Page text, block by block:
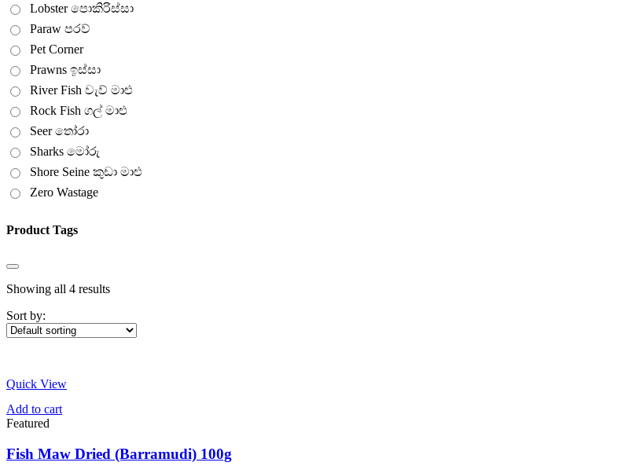
Lobster පොකිරිස්සා
Paraw පරව්
Pet Corner
Prawns ඉස්සා
River Fish වැව් මාළු
Rock Fish ගල් මාළු
Seer තෝරා
Sharks මෝරු
Shore Seine කුඩා මාළු
Zero Wastage
Product Tags
Showing all 4 results
Sort by:
Quick View
Add to cart
Featured
Fish Maw Dried (Barramudi) 100g